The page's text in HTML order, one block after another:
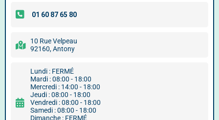
10 Rue Velpeau
92160, Antony
Lundi : FERMÉ
Mardi : 08:00 - 18:00
Mercredi : 14:00 - 18:00
Jeudi : 08:00 - 18:00
Vendredi : 08:00 - 18:00
Samedi : 08:00 - 18:00
Dimanche : FERMÉ